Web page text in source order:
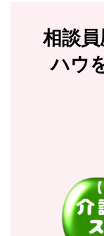
相談
ハウ